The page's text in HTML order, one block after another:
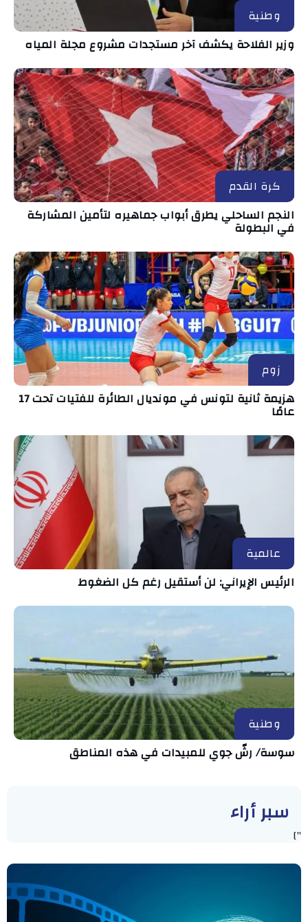
وطنية
وزير الفلاحة يكشف آخر مستجدات مشروع مجلة المياه
كرة القدم
النجم الساحلي يطرق أبواب جماهيره لتأمين المشاركة
في البطولة
زوم
هزيمة ثانية لتونس في مونديال الطائرة للفتيات تحت 17
عامًا
عالمية
الرئيس الإيراني: لن أستقيل رغم كل الضغوط
وطنية
سوسة/ رشّ جوي للمبيدات في هذه المناطق
سبر أراء
"]